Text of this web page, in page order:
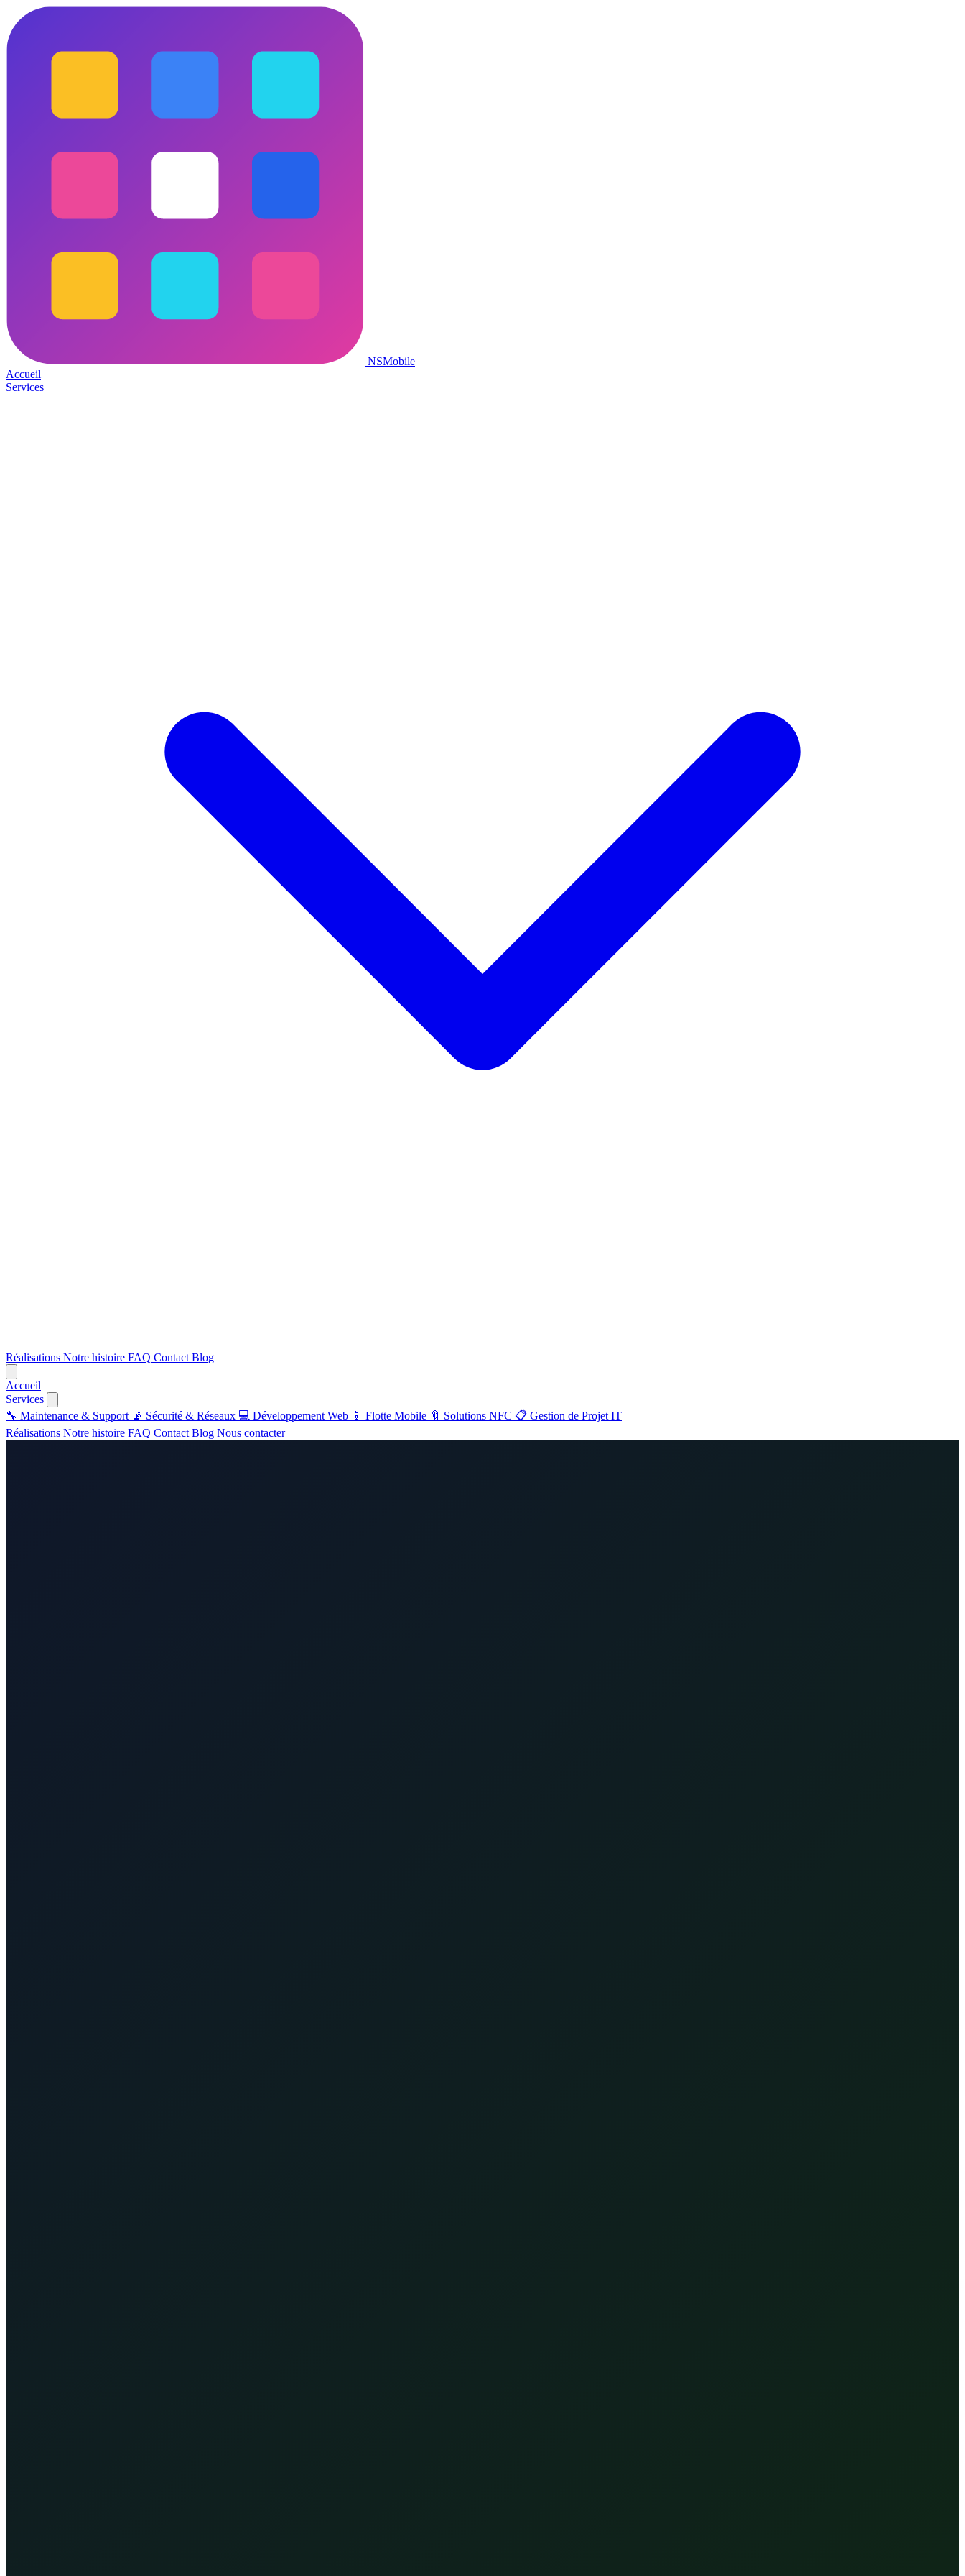
NSMobile
Accueil
Services
Support
📡 Sécurité & Réseaux
Développement
Réalisations Notre histoire FAQ Contact Blog
Accueil
Services
🔧 Maintenance & Support 📡 Sécurité & Réseaux 💻 Développement Web 📱 Flotte Mobile 🔖 Solutions NFC 📋 Gestion de Projet IT
Réalisations Notre histoire FAQ Contact Blog Nous contacter